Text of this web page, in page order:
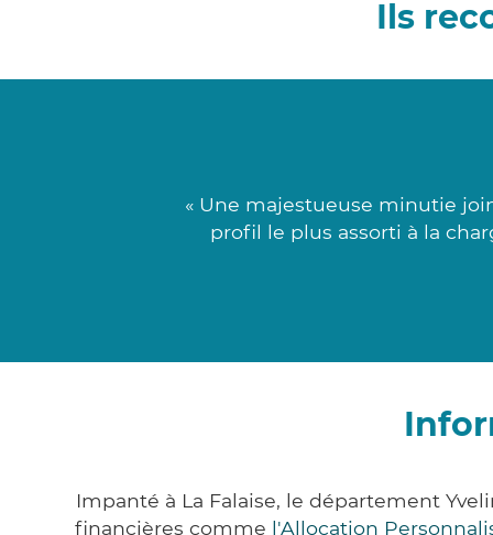
Ils
« Une majestueuse minutie
profil le plus assorti à la
Impanté à La Falaise, le département
financières comme l'Allocation